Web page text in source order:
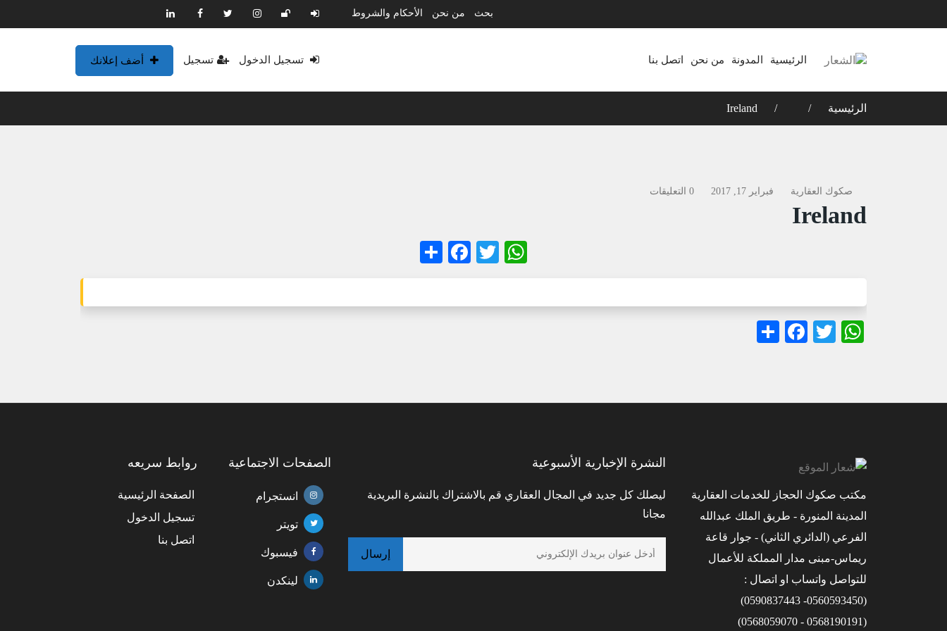
بحث من نحن الأحكام والشروط
الرئيسية المدونة من نحن اتصل بنا تسجيل الدخول تسجيل أضف إعلانك
الرئيسية Ireland
صكوك العقارية فبراير 17, 2017 0 التعليقات
Ireland
WhatsApp
Twitter
Facebook
WhatsApp
Twitter
Facebook
مكتب صكوك الحجاز للخدمات العقارية
المدينة المنورة - طريق الملك عبدالله
الفرعي (الدائري الثاني) - جوار قاعة
ريماس-مبنى مدار المملكة للأعمال
للتواصل واتساب او اتصال :
(0560593450- 0590837443)
(0568190191 - 0568059070)
النشرة الإخبارية الأسبوعية
ليصلك كل جديد في المجال العقاري قم بالاشتراك بالنشرة البريدية
مجانا
الصفحات الاجتماعية
انستجرام
تويتر
فيسبوك
لينكدن
روابط سريعه
الصفحة الرئيسية
تسجيل الدخول
اتصل بنا